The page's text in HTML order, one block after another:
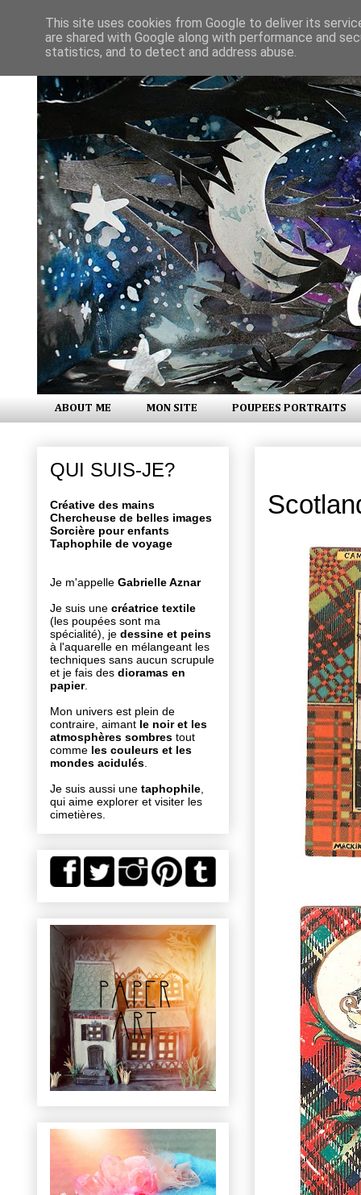
ABOUT ME MON SITE POUPEES PORTRAITS
QUI SUIS-JE?
Créative des mains
Chercheuse de belles images
Sorcière pour enfants
Taphophile de voyage
Je m'appelle Gabrielle Aznar
Je suis une créatrice textile
(les poupées sont ma
spécialité), je dessine et peins
à l'aquarelle en mélangeant les
techniques sans aucun scrupule
et je fais des dioramas en
papier.
Mon univers est plein de
contraire, aimant le noir et les
atmosphères sombres tout
comme les couleurs et les
mondes acidulés
Je suis aussi une taphophile
qui aime explorer et visiter les
cimetières.
This site uses cookies from Google to deliver its
are shared with Google along with performance and
statistics, and to detect and address abuse.